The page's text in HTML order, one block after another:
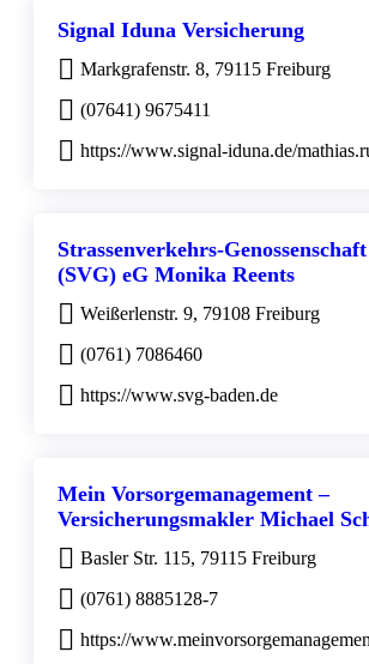
Signal Iduna Versicherung
Markgrafenstr. 8, 79115 Freiburg
(07641) 9675411
https://www.signal-iduna.de/
Strassenverkehrs-
(SVG) eG Monika Reents
Weißerlenstr. 9, 79108 Freiburg
(0761) 7086460
https://www.svg-baden.de
Mein Vorsorgemanagement –
Versicherungsmakler Michael
Basler Str. 115, 79115 Freiburg
(0761) 8885128-7
https://